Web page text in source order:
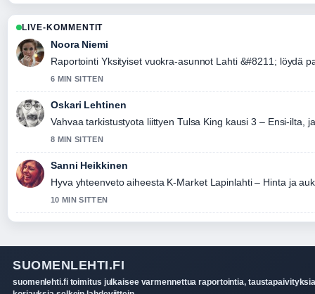
LIVE-KOMMENTIT
Noora Niemi
Raportointi Yksityiset vuokra-asunnot Lahti &#8211; löydä
6 MIN SITTEN
Oskari Lehtinen
Vahvaa tarkistustyota liittyen Tulsa King kausi 3 – Ensi-ilta,
8 MIN SITTEN
Sanni Heikkinen
Hyva yhteenveto aiheesta K-Market Lapinlahti – Hinta ja
10 MIN SITTEN
SUOMENLEHTI.FI
suomenlehti.fi toimitus julkaisee varmennettua raportointia,